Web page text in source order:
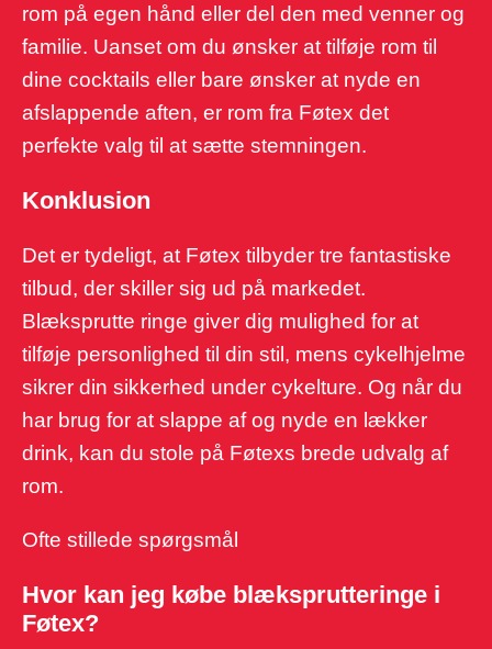
rom på egen hånd eller del den med venner og
familie. Uanset om du ønsker at tilføje rom til
dine cocktails eller bare ønsker at nyde en
afslappende aften, er rom fra Føtex det
perfekte valg til at sætte stemningen.
Konklusion
Det er tydeligt, at Føtex tilbyder tre fantastiske
tilbud, der skiller sig ud på markedet.
Blæksprutte ringe giver dig mulighed for at
tilføje personlighed til din stil, mens cykelhjelme
sikrer din sikkerhed under cykelture. Og når du
har brug for at slappe af og nyde en lækker
drink, kan du stole på Føtexs brede udvalg af
rom.
Ofte stillede spørgsmål
Hvor kan jeg købe blæksprutteringe i
Føtex?